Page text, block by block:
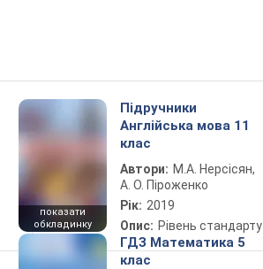
показати
обкладинку
Підручники
Англійська мова 11
клас
Автори: М.А. Нерсісян,
А. О. Піроженко
Рік: 2019
Опис: Рівень стандарту
ГДЗ Математика 5
клас